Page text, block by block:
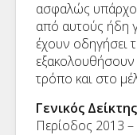
ασφαλώς
από αυτούς ήδη
έχουν οδηγήσει
τρόπο και στο
Γενικός
Περίοδος 2013